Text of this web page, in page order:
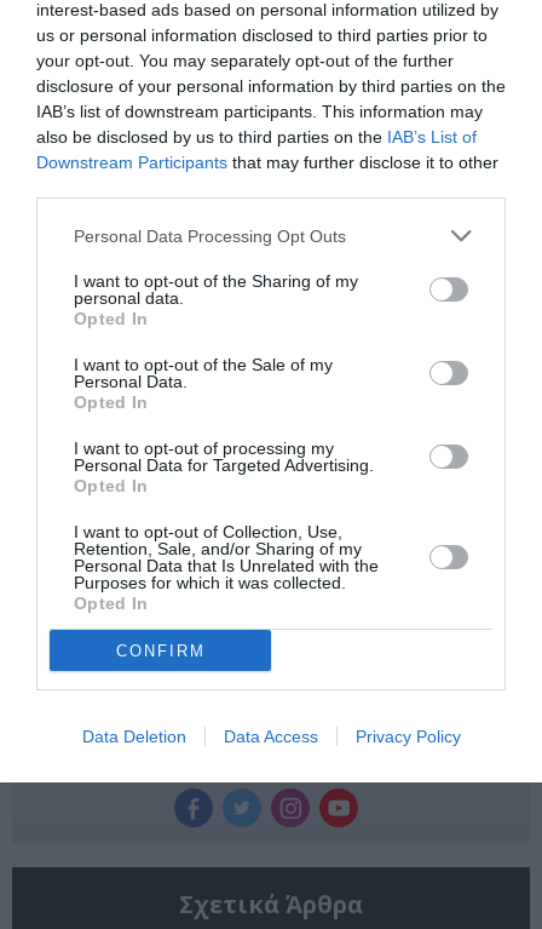
interest-based ads based on personal information utilized by
us or personal information disclosed to third parties prior to
your opt-out. You may separately opt-out of the further
disclosure of your personal information by third parties on the
IAB’s list of downstream participants. This information may
also be disclosed by us to third parties on the IAB’s List of
Downstream Participants that may further disclose it to other
Personal Data Processing Opt Outs
I want to opt-out of the Sharing of my
personal data.
Opted In
I want to opt-out of the Sale of my
Personal Data.
Opted In
I want to opt-out of processing my
Personal Data for Targeted Advertising.
Opted In
I want to opt-out of Collection, Use,
Retention, Sale, and/or Sharing of my
Personal Data that Is Unrelated with the
Purposes for which it was collected.
Opted In
CONFIRM
Data Deletion Data Access Privacy Policy
Eισιτήρια:
12€ | Μειωμένο(φοιτητικό, άνω των 65, ανεργίας): 8€
Ακολουθήστε το Culturenow.gr στο Google Newsκαι
Δείτε όλα τατελευταία νέαγια την Τέχνη και τον
Νέοι Διαγωνισμοί
Tags
ΘΕΑΤΡΙΚΕΣ ΠΑΡΑΣΤΑΣΕΙΣ 2023 - 2024
Newsletter
Κάθε βδομάδα στο e-mail σας τα τελευταία νέα για
την Τέχνη και τον Πολιτισμό!
Σχετικά Άρθρα